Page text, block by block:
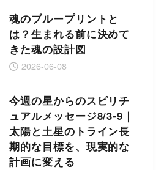
魂のブループリントと
は？生まれる前に決めて
きた魂の設計図
2026-06-08
今週の星からのスピリチ
ュアルメッセージ8/3-9｜
太陽と土星のトライン長
期的な目標を、現実的な
計画に変える